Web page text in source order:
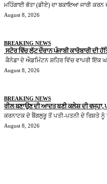
ਮਹਿੰਗਾਈ ਭੱਤਾ (ਡੀਏ) ਦਾ ਬਕਾਇਆ ਜਾਰੀ ਕਰਨ
August 8, 2026
BREAKING NEWS
ਸਟੋਰ ਵਿੱਚ ਲੁੱਟ ਦੌਰਾਨ ਪੰਜਾਬੀ ਕਾਰੋਬਾਰੀ ਦੀ
ਕੈਨੇਡਾ ਦੇ ਐਡਮਿੰਟਨ ਸ਼ਹਿਰ ਵਿੱਚ ਵਾਪਰੀ ਇੱਕ
August 8, 2026
BREAKING NEWS
ਰੀਲ ਬਣਾਉਣ ਦੀ ਆਦਤ ਬਣੀ ਕਲੇਸ਼ ਦੀ ਵਜ੍ਹਾ,
ਕਰਨਾਟਕ ਦੇ ਬੈਂਗਲੁਰੂ ਤੋਂ ਪਤੀ-ਪਤਨੀ ਦੇ ਰਿਸ਼ਤੇ
August 8, 2026